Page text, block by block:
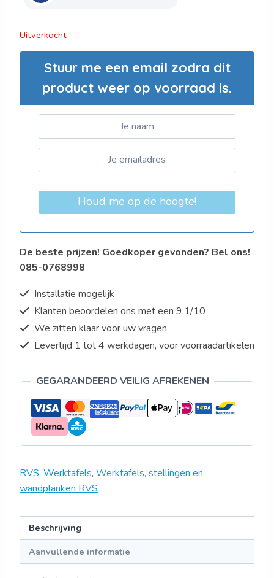
Uitverkocht
Stuur me een email zodra dit
product weer op voorraad is.
Houd me op de hoogte!
De beste prijzen! Goedkoper gevonden? Bel ons!
085-0768998
Installatie mogelijk
Klanten beoordelen ons met een 9.1/10
We zitten klaar voor uw vragen
Levertijd 1 tot 4 werkdagen, voor voorraadartikelen
GEGARANDEERD VEILIG AFREKENEN
RVS, Werktafels, Werktafels, stellingen en
wandplanken RVS
Beschrijving
Aanvullende informatie